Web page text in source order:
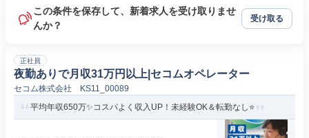
この条件を保存して、新着求人を受け取りませ
んか？
受け取る
正社員
夜勤ありで月収31万円以上|セコムオペレーター
セコム株式会社 KS11_00089
平均年収650万✨コスパよく収入UP！未経験OK＆転勤なし⭐